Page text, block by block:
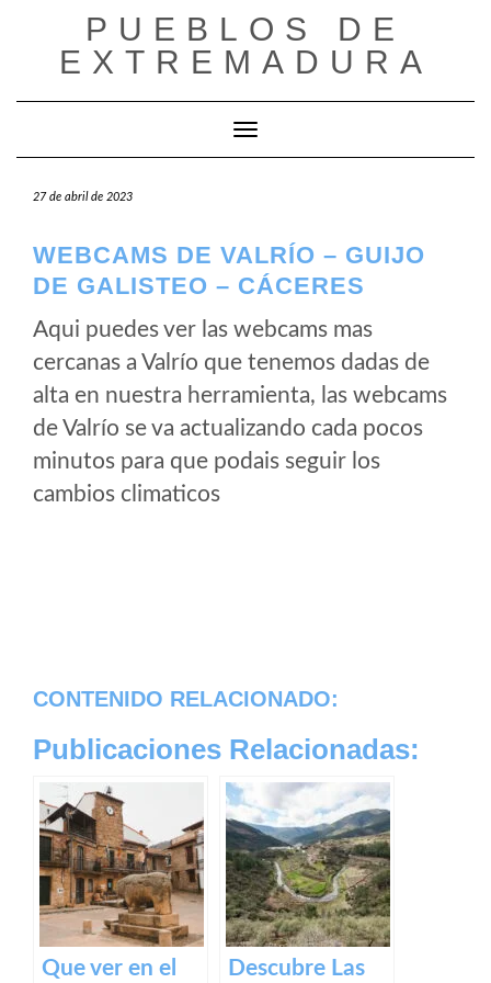
contenido
PUEBLOS DE
EXTREMADURA
Cambiar modo de navegación
27 de abril de 2023
WEBCAMS DE VALRÍO – GUIJO
DE GALISTEO – CÁCERES
Aqui puedes ver las webcams mas
cercanas a Valrío que tenemos dadas de
alta en nuestra herramienta, las webcams
de Valrío se va actualizando cada pocos
minutos para que podais seguir los
cambios climaticos
CONTENIDO RELACIONADO:
Publicaciones Relacionadas:
Que ver en el
Descubre Las